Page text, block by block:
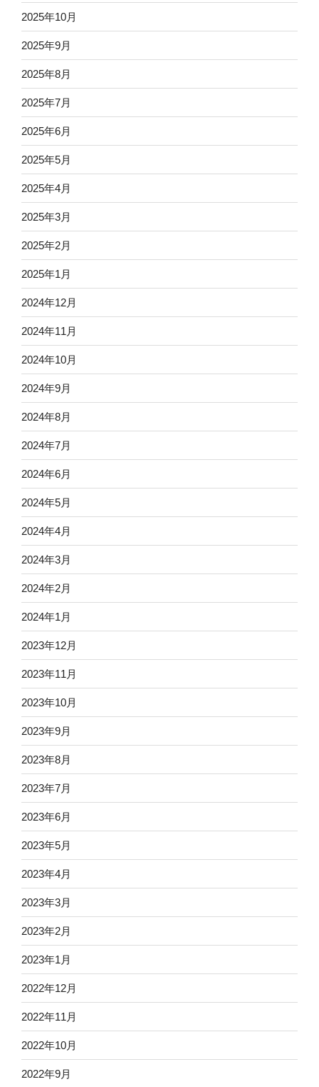
2025年10月
2025年9月
2025年8月
2025年7月
2025年6月
2025年5月
2025年4月
2025年3月
2025年2月
2025年1月
2024年12月
2024年11月
2024年10月
2024年9月
2024年8月
2024年7月
2024年6月
2024年5月
2024年4月
2024年3月
2024年2月
2024年1月
2023年12月
2023年11月
2023年10月
2023年9月
2023年8月
2023年7月
2023年6月
2023年5月
2023年4月
2023年3月
2023年2月
2023年1月
2022年12月
2022年11月
2022年10月
2022年9月